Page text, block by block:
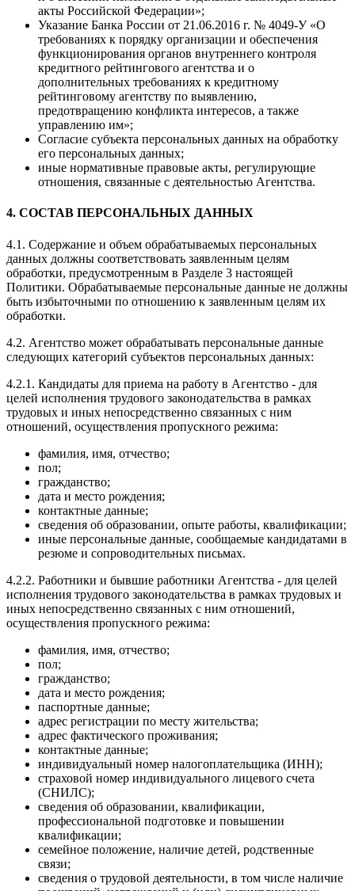
акты Российской Федерации»;
Указание Банка России от 21.06.2016 г. № 4049-У «О
требованиях к порядку организации и обеспечения
функционирования органов внутреннего контроля
кредитного рейтингового агентства и о
дополнительных требованиях к кредитному
рейтинговому агентству по выявлению,
предотвращению конфликта интересов, а также
управлению им»;
Согласие субъекта персональных данных на обработку
его персональных данных;
иные нормативные правовые акты, регулирующие
отношения, связанные с деятельностью Агентства.
4. СОСТАВ ПЕРСОНАЛЬНЫХ ДАННЫХ
4.1. Содержание и объем обрабатываемых персональных
данных должны соответствовать заявленным целям
обработки, предусмотренным в Разделе 3 настоящей
Политики. Обрабатываемые персональные данные не должны
быть избыточными по отношению к заявленным целям их
обработки.
4.2. Агентство может обрабатывать персональные данные
следующих категорий субъектов персональных данных:
4.2.1. Кандидаты для приема на работу в Агентство - для
целей исполнения трудового законодательства в рамках
трудовых и иных непосредственно связанных с ним
отношений, осуществления пропускного режима:
фамилия, имя, отчество;
пол;
гражданство;
дата и место рождения;
контактные данные;
сведения об образовании, опыте работы, квалификации;
иные персональные данные, сообщаемые кандидатами в
резюме и сопроводительных письмах.
4.2.2. Работники и бывшие работники Агентства - для целей
исполнения трудового законодательства в рамках трудовых и
иных непосредственно связанных с ним отношений,
осуществления пропускного режима:
фамилия, имя, отчество;
пол;
гражданство;
дата и место рождения;
паспортные данные;
адрес регистрации по месту жительства;
адрес фактического проживания;
контактные данные;
индивидуальный номер налогоплательщика (ИНН);
страховой номер индивидуального лицевого счета
(СНИЛС);
сведения об образовании, квалификации,
профессиональной подготовке и повышении
квалификации;
семейное положение, наличие детей, родственные
связи;
сведения о трудовой деятельности, в том числе наличие